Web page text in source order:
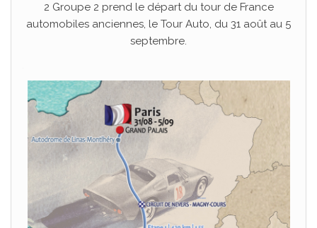
2 Groupe 2 prend le départ du tour de France
automobiles anciennes, le Tour Auto, du 31 août au 5
septembre.